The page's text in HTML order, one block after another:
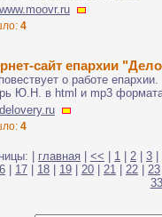
4
сайт епархии
о работе
Ю.Н. в html и mp3
4
| главная << 1 2 3
17 18 19 20 21 22 23
33